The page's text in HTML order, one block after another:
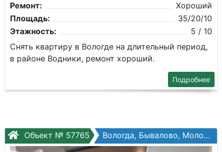
Ремонт:
Хороший
Площадь:
35/20/10
Этажность:
5 / 10
Снять квартиру в Вологде на длительный период,
в районе Водники, ремонт хороший.
Подробнее
Объект № 57765 Вологда, Бывалово, Молодежная ул, №31к2